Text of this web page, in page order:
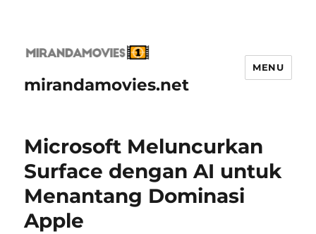
mirandamovies.net
MENU
Microsoft Meluncurkan
Surface dengan AI untuk
Menantang Dominasi
Apple